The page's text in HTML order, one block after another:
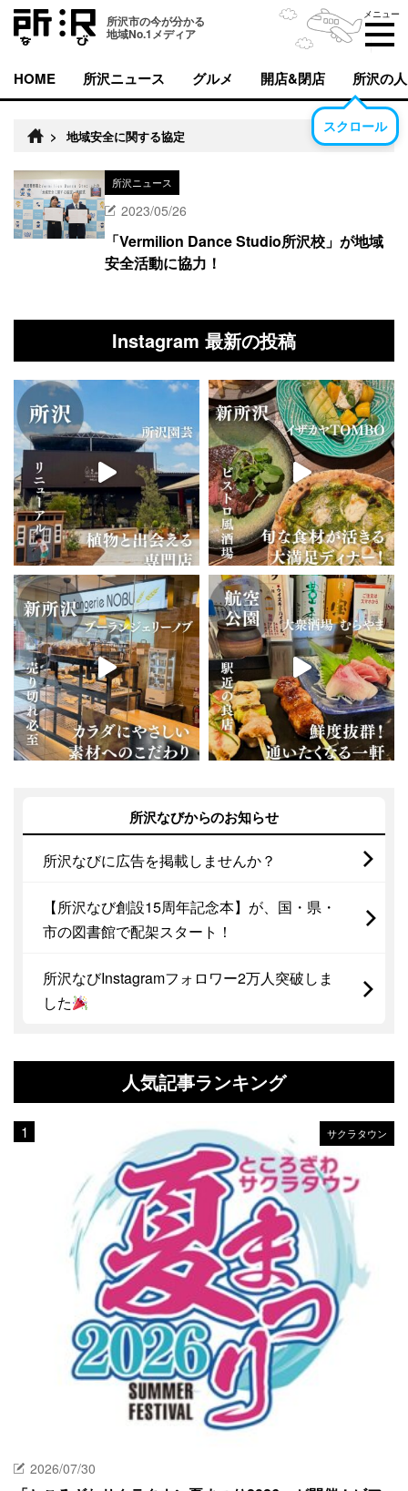
所沢市の今が分かる
地域No.1メディア
メニュー
HOME 所沢ニュース グルメ 開店&閉店 所沢の人
スクロール
> 地域安全に関する協定
所沢ニュース
2023/05/26
「Vermilion Dance Studio所沢校」が地域
安全活動に協力！
Instagram 最新の投稿
所沢なびからのお知らせ
所沢なびに広告を掲載しませんか？
【所沢なび創設15周年記念本】が、国・県・
市の図書館で配架スタート！
所沢なびInstagramフォロワー2万人突破しま
した
人気記事ランキング
サクラタウン
2026/07/30